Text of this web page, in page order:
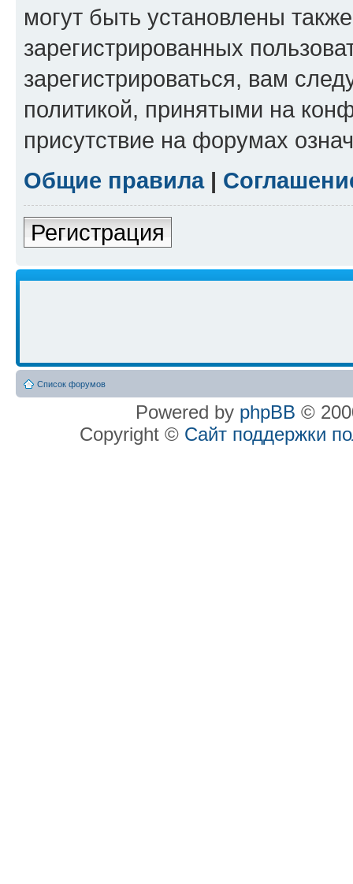
могут быть установлены
зарегистрированных
зарегистрироваться, вам
политикой, принятыми на
присутствие на форумах
Общие правила|
Регистрация
Список форумов
Powered by phpBB ©
Copyright © Сайт поддержки